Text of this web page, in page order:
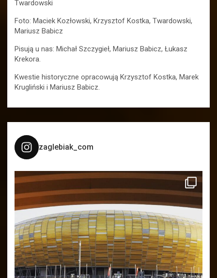
Twardowski
Foto: Maciek Kozłowski, Krzysztof Kostka, Twardowski,
Mariusz Babicz
Pisują u nas: Michał Szczygieł, Mariusz Babicz, Łukasz
Krekora.
Kwestie historyczne opracowują Krzysztof Kostka, Marek
Krugliński i Mariusz Babicz.
zaglebiak_com